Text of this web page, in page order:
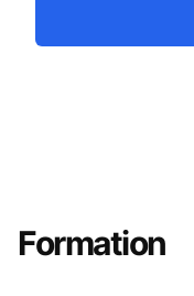
Formation